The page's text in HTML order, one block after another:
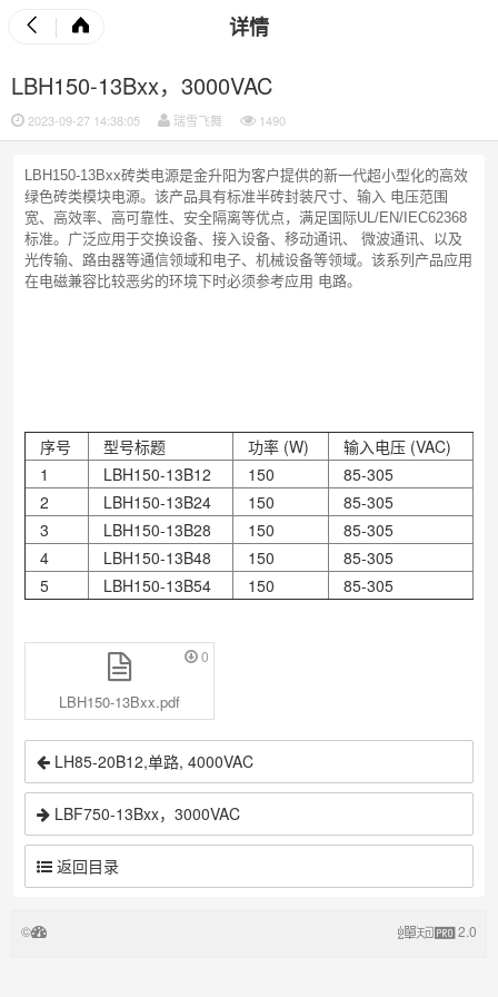
详情
LBH150-13Bxx，3000VAC
2023-09-27 14:38:05 瑞雪飞舞 1490
LBH150-13Bxx砖类电源是金升阳为客户提供的新一代超小型化的高效
绿色砖类模块电源。该产品具有标准半砖封装尺寸、输入 电压范围
宽、高效率、高可靠性、安全隔离等优点，满足国际UL/EN/IEC62368
标准。广泛应用于交换设备、接入设备、移动通讯、 微波通讯、以及
光传输、路由器等通信领域和电子、机械设备等领域。该系列产品应用
在电磁兼容比较恶劣的环境下时必须参考应用 电路。
序号 型号标题 功率 (W) 输入电压 (VAC)
1
LBH150-13B12 150 85-305
2
LBH150-13B24 150 85-305
3
LBH150-13B28 150 85-305
4
LBH150-13B48 150 85-305
5
LBH150-13B54 150 85-305
LBH150-13Bxx.pdf
0
LH85-20B12,单路, 4000VAC
LBF750-13Bxx，3000VAC
返回目录
© 2.0